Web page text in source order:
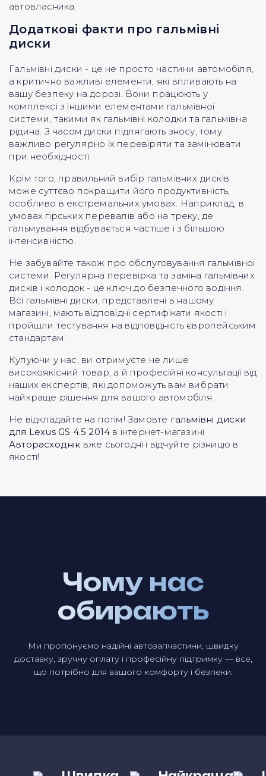
автовласника.
Додаткові факти про гальмівні
диски
Гальмівні диски - це не просто частини автомобіля,
а критично важливі елементи, які впливають на
вашу безпеку на дорозі. Вони працюють у
комплексі з іншими елементами гальмівної
системи, такими як гальмівні колодки та гальмівна
рідина. З часом диски підлягають зносу, тому
важливо регулярно їх перевіряти та замінювати
при необхідності.
Крім того, правильний вибір гальмівних дисків
може суттєво покращити його продуктивність,
особливо в екстремальних умовах. Наприклад, в
умовах гірських перевалів або на треку, де
гальмування відбувається частіше і з більшою
інтенсивністю.
Не забувайте також про обслуговування гальмівної
системи. Регулярна перевірка та заміна гальмівних
дисків і колодок - це ключ до безпечного водіння.
Всі гальмівні диски, представлені в нашому
магазині, мають відповідні сертифікати якості і
пройшли тестування на відповідність європейським
стандартам.
Купуючи у нас, ви отримуєте не лише
високоякісний товар, а й професійні консультації від
наших експертів, які допоможуть вам вибрати
найкраще рішення для вашого автомобіля.
Не відкладайте на потім! Замовте гальмівні диски
для Lexus GS 4.5 2014 в інтернет-магазині
Авторасходнік вже сьогодні і відчуйте різницю в
якості!
Чому нас
обирають
Ми пропонуємо надійні автозапчастини, швидку
доставку, зручну оплату і професійну підтримку — все,
що потрібно для вашого комфорту і безпеки.